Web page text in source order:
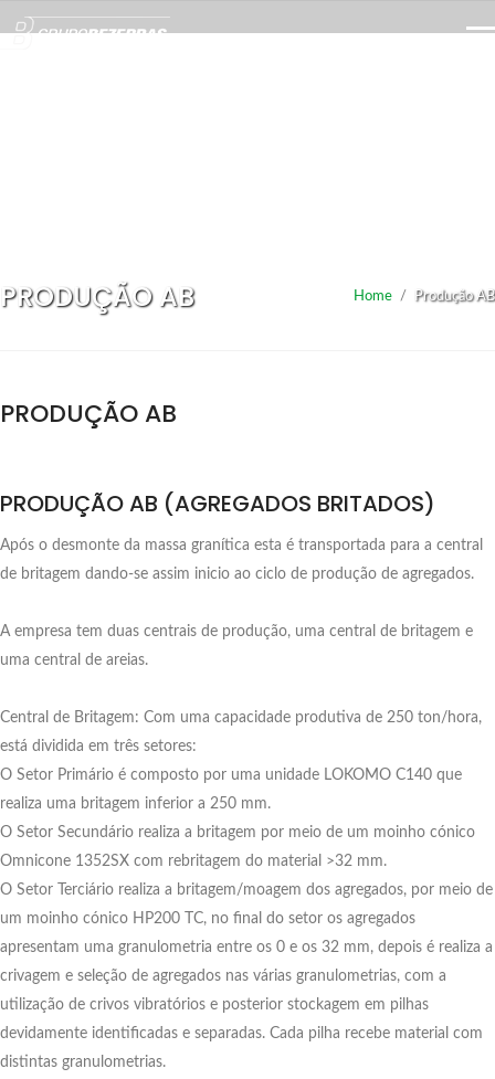
PRODUÇÃO AB Home / Produção AB
PRODUÇÃO AB
PRODUÇÃO AB (AGREGADOS BRITADOS)
Após o desmonte da massa granítica esta é transportada para a central
de britagem dando-se assim inicio ao ciclo de produção de agregados.
A empresa tem duas centrais de produção, uma central de britagem e
uma central de areias.
Central de Britagem: Com uma capacidade produtiva de 250 ton/hora,
está dividida em três setores:
O Setor Primário é composto por uma unidade LOKOMO C140 que
realiza uma britagem inferior a 250 mm.
O Setor Secundário realiza a britagem por meio de um moinho cónico
Omnicone 1352SX com rebritagem do material >32 mm.
O Setor Terciário realiza a britagem/moagem dos agregados, por meio de
um moinho cónico HP200 TC, no final do setor os agregados
apresentam uma granulometria entre os 0 e os 32 mm, depois é realiza a
crivagem e seleção de agregados nas várias granulometrias, com a
utilização de crivos vibratórios e posterior stockagem em pilhas
devidamente identificadas e separadas. Cada pilha recebe material com
distintas granulometrias.